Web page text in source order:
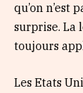
qu’on n’est
surprise. La
toujours
Les Etats